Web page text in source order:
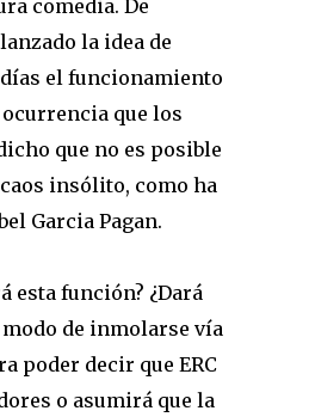
comedia. De
la idea de
el funcionamiento
ocurrencia que los
que no es posible
insólito, como ha
Garcia Pagan.
esta función? ¿Dará
de inmolarse vía
poder decir que ERC
o asumirá que la